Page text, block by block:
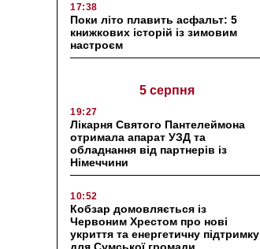
17:38
Поки літо плавить асфальт: 5
книжкових історій із зимовим
настроєм
5 серпня
19:27
Лікарня Святого Пантелеймона
отримала апарат УЗД та
обладнання від партнерів із
Німеччини
10:52
Кобзар домовляється із
Червоним Хрестом про нові
укриття та енергетичну підтримку
для Сумської громади